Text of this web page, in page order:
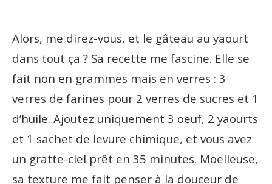
Alors, me direz-vous, et le gâteau au yaourt
dans tout ça ? Sa recette me fascine. Elle se
fait non en grammes mais en verres : 3
verres de farines pour 2 verres de sucres et 1
d’huile. Ajoutez uniquement 3 oeuf, 2 yaourts
et 1 sachet de levure chimique, et vous avez
un gratte-ciel prêt en 35 minutes. Moelleuse,
sa texture me fait penser à la douceur de